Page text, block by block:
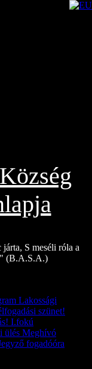
S meséli róla a
(B.A.S.A.)
Lakossági
I.fokú
Meghívó
fogadóóra